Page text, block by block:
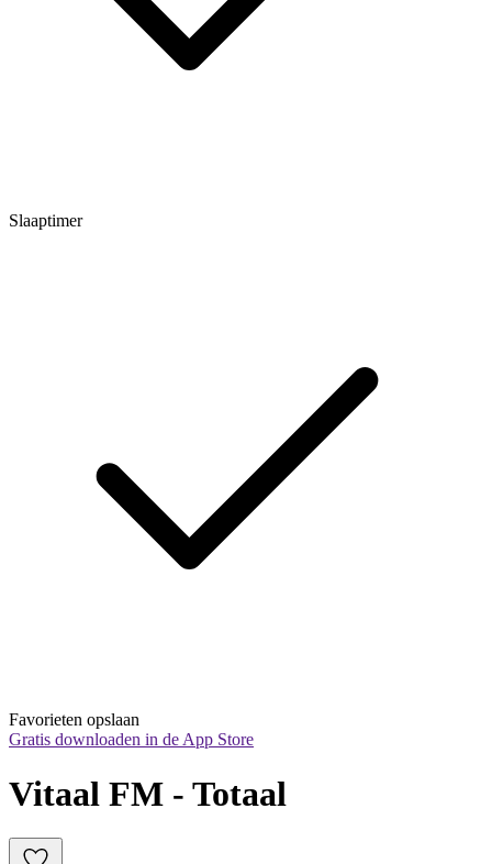
Slaaptimer
Favorieten opslaan
Gratis downloaden in de App Store
Vitaal FM - Totaal